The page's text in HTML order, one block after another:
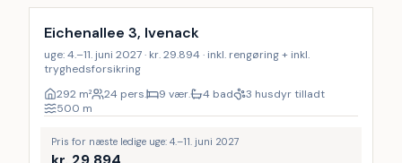
Eichenallee 3, Ivenack
uge: 4.–11. juni 2027 · kr. 29.894 · inkl. rengøring + inkl.
tryghedsforsikring
292 m² 24 pers. 9 vær. 4 bad
3 husdyr tilladt
500 m
Pris for næste ledige uge: 4.–11. juni 2027